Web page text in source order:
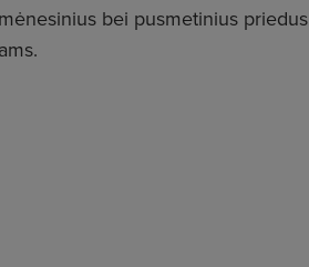
bei pusmetinius priedus